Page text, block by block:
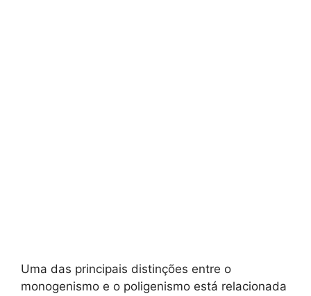
Uma das principais distinções entre o
monogenismo e o poligenismo está relacionada